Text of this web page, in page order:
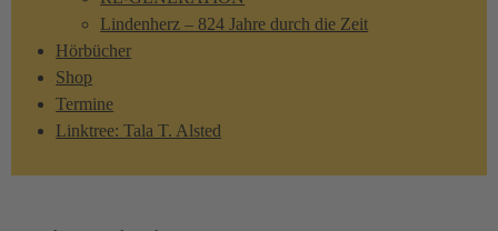
Lindenherz – 824 Jahre durch die Zeit
Hörbücher
Shop
Termine
Linktree: Tala T. Alsted